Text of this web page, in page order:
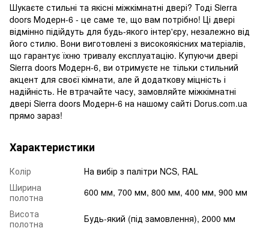
Шукаєте стильні та якісні міжкімнатні двері? Тоді Sierra
doors Модерн-6 - це саме те, що вам потрібно! Ці двері
відмінно підійдуть для будь-якого інтер'єру, незалежно від
його стилю. Вони виготовлені з високоякісних матеріалів,
що гарантує їхню тривалу експлуатацію. Купуючи двері
Sierra doors Модерн-6, ви отримуєте не тільки стильний
акцент для своєї кімнати, але й додаткову міцність і
надійність. Не втрачайте часу, замовляйте міжкімнатні
двері Sierra doors Модерн-6 на нашому сайті Dorus.com.ua
прямо зараз!
Характеристики
Колір
На вибір з палітри NCS, RAL
Ширина
полотна
600 мм, 700 мм, 800 мм, 400 мм, 900 мм
Висота
полотна
Будь-який (під замовлення), 2000 мм